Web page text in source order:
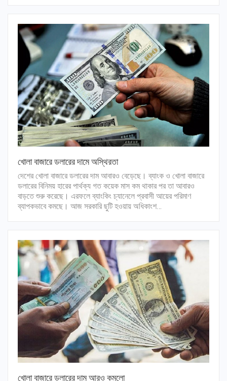
খোলা বাজারে ডলারের দামে অস্থিরতা
দেশের খোলা বাজারে ডলারের দাম আবারও বেড়েছে। ব্যাংক ও খোলা বাজারে
ডলারের বিনিময় হারের পার্থক্য গত কয়েক মাস কম থাকার পর তা আবারও
বাড়তে শুরু করেছে। এরফলে ব্যাংকিং চ্যানেলে প্রবাসী আয়ের পরিমাণ
ব্যাপকভাবে কমছে। আজ সরকারি ছুটি হওয়ায় অধিকাংশ…
খোলা বাজারে ডলারের দাম আরও কমলো